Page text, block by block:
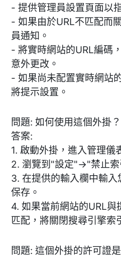
- 提供管理員設置頁面以
- 如果由於URL不匹配而
員通知。
- 將實時網站的URL編碼
意外更改。
- 如果尚未配置實時網站
將提示設置。
問題: 如何使用這個外掛？
答案:
1. 啟動外掛，進入管理儀
2. 瀏覽到"設定"->"禁止索
3. 在提供的輸入欄中輸
保存。
4. 如果當前網站的URL與
匹配，將關閉搜尋引擎索
問題: 這個外掛的許可證